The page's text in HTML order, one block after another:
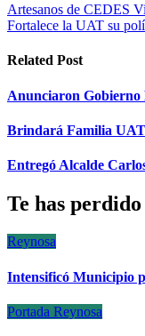
Navegación
de
entradas
Artesanos de CEDES
Fortalece la UAT su
Related Post
Anunciaron Gobierno
Brindará Familia UAT
Entregó Alcalde
Te has perdido
Reynosa
Intensificó Municipio
Portada Reynosa